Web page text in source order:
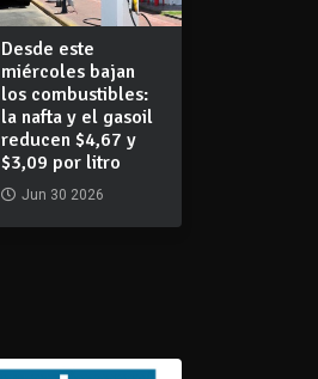
Desde este
miércoles bajan
los combustibles:
la nafta y el gasoil
reducen $4,67 y
$3,09 por litro
Jun 30 2026